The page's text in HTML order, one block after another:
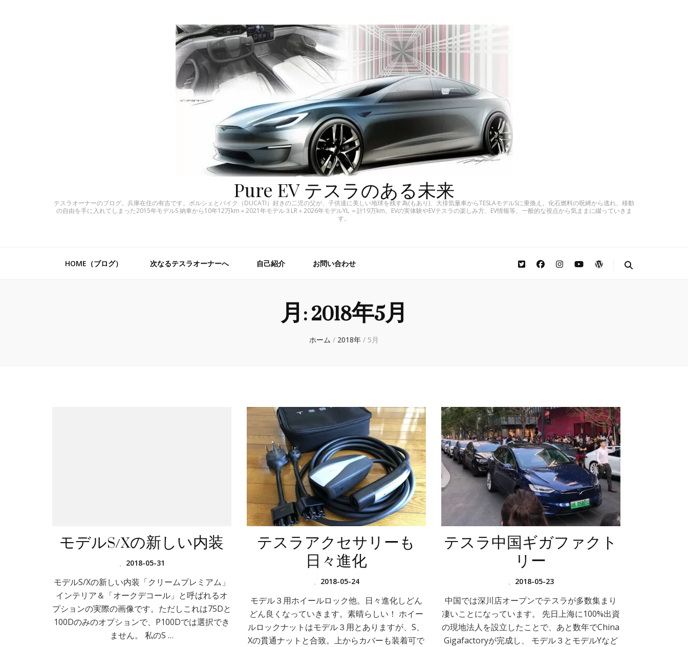
Pure EV テスラのある未来
テスラオーナーのブログ。兵庫在住の有吉です。ポルシェとバイク（DUCATI）好きの二児の父が、子供達に美しい地球を残す為(もあり)、大排気量車からTESLAモデルSに乗換え。化石燃料の呪縛から逃れ、移動
の自由を手に入れてしまった2015年モデルS 納車から10年12万km＋2021年モデル３LR＋2026年モデルYL ＝計19万km。EVの実体験やEVテスラの楽しみ方、EV情報等、一般的な視点から気ままに綴っていきま
す。
HOME（ブログ） 次なるテスラオーナーへ 自己紹介 お問い合わせ
月:2018年5月
ホーム / 2018年 / 5月
モデルS/Xの新しい内装
、 2018-05-31
モデルS/Xの新しい内装「クリームプレミアム」
インテリア＆「オークデコール」と呼ばれるオ
プションの実際の画像です。ただしこれは75Dと
100Dのみのオプションで、P100Dでは選択でき
ません。 私のS …
テスラアクセサリーも
日々進化
、 2018-05-24
モデル３用ホイールロック他。日々進化しどん
どん良くなっていきます。素晴らしい！ ホイー
ルロックナットはモデル３用とありますが、S、
Xの貫通ナットと合致。上からカバーも装着可で
テスラ中国ギガファクト
リー
、 2018-05-23
中国では深川店オープンでテスラが多数集まり
凄いことになっています。 先日上海に100%出資
の現地法人を設立したことで、あと数年でChina
Gigafactoryが完成し、 モデル３とモデルYなど